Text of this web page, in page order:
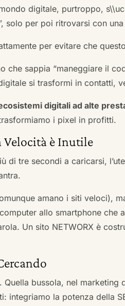
digitale, purtroppo,
per poi ritrovarsi con
per evitare che
che sappia “maneggiare il
si trasformi in contatti,
digitali ad alte
i pixel in profitti.
Velocità è Inutile
tre secondi a caricarsi,
amano i siti veloci),
allo smartphone che
Un sito NETWORX è
bussola, nel
integriamo la potenza della